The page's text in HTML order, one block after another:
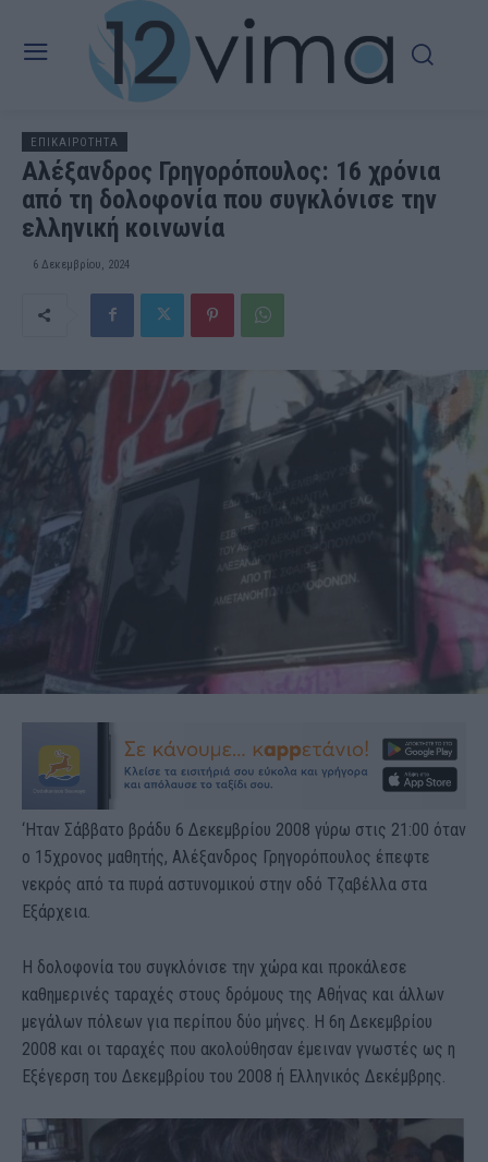
ΕΠΙΚΑΙΡΟΤΗΤΑ
Αλέξανδρος Γρηγορόπουλος: 16 χρόνια
από τη δολοφονία που συγκλόνισε την
ελληνική κοινωνία
6 Δεκεμβρίου, 2024
‘Ηταν Σάββατο βράδυ 6 Δεκεμβρίου 2008 γύρω στις 21:00 όταν
ο 15χρονος μαθητής, Αλέξανδρος Γρηγορόπουλος έπεφτε
νεκρός από τα πυρά αστυνομικού στην οδό Τζαβέλλα στα
Εξάρχεια.
Η δολοφονία του συγκλόνισε την χώρα και προκάλεσε
καθημερινές ταραχές στους δρόμους της Αθήνας και άλλων
μεγάλων πόλεων για περίπου δύο μήνες. Η 6η Δεκεμβρίου
2008 και οι ταραχές που ακολούθησαν έμειναν γνωστές ως η
Εξέγερση του Δεκεμβρίου του 2008 ή Ελληνικός Δεκέμβρης.